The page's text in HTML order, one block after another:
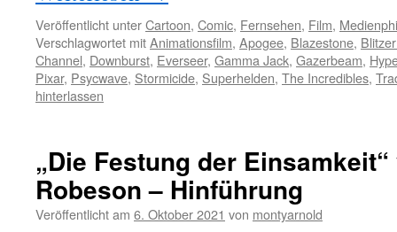
Veröffentlicht unterCartoon, Comic, Fernsehen, Film,
Verschlagwortet mitAnimationsfilm, Apogee, Blazestone,
Channel, Downburst, Everseer, Gamma Jack, Gazerbeam,
Pixar, Psycwave, Stormicide, Superhelden, The Incredibles,
hinterlassen
„Die Festung der
Robeson – Hinführung
Veröffentlicht am 6. Oktober 2021 von montyarnold